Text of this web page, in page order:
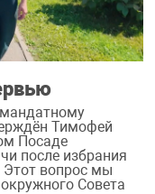
Тимофей
Посаде
после избрания
вопрос мы
Совета